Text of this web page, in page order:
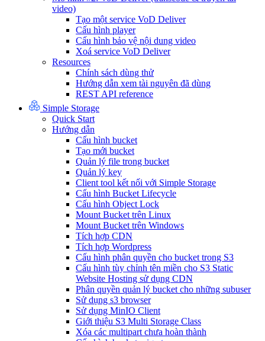
video)
Tạo một service VoD Deliver
Cấu hình player
Cấu hình bảo vệ nội dung video
Xoá service VoD Deliver
Resources
Chính sách dùng thử
Hướng dẫn xem tài nguyên đã dùng
REST API reference
Simple Storage
Quick Start
Hướng dẫn
Cấu hình bucket
Tạo mới bucket
Quản lý file trong bucket
Quản lý key
Client tool kết nối với Simple Storage
Cấu hình Bucket Lifecycle
Cấu hình Object Lock
Mount Bucket trên Linux
Mount Bucket trên Windows
Tích hợp CDN
Tích hợp Wordpress
Cấu hình phân quyền cho bucket trong S3
Cấu hình tùy chỉnh tên miền cho S3 Static
Website Hosting sử dụng CDN
Phân quyền quản lý bucket cho những subuser
Sử dụng s3 browser
Sử dụng MinIO Client
Giới thiệu S3 Multi Storage Class
Xóa các multipart chưa hoàn thành